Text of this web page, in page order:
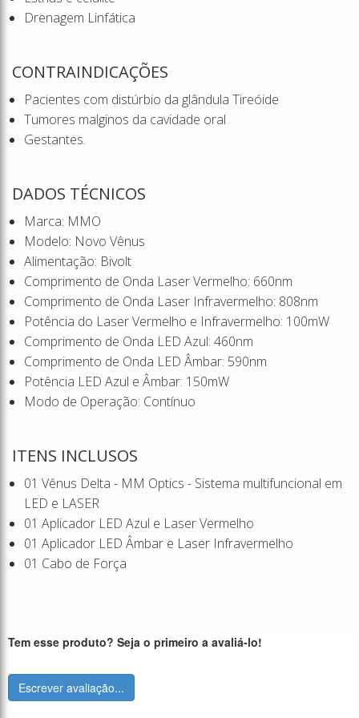
Drenagem Linfática
CONTRAINDICAÇÕES
Pacientes com distúrbio da glândula Tireóide
Tumores malginos da cavidade oral
Gestantes.
DADOS TÉCNICOS
Marca: MMO
Modelo: Novo Vênus
Alimentação: Bivolt
Comprimento de Onda Laser Vermelho: 660nm
Comprimento de Onda Laser Infravermelho: 808nm
Potência do Laser Vermelho e Infravermelho: 100mW
Comprimento de Onda LED Azul: 460nm
Comprimento de Onda LED Âmbar: 590nm
Potência LED Azul e Âmbar: 150mW
Modo de Operação: Contínuo
ITENS INCLUSOS
01 Vênus Delta - MM Optics - Sistema multifuncional em
LED e LASER
01 Aplicador LED Azul e Laser Vermelho
01 Aplicador LED Âmbar e Laser Infravermelho
01 Cabo de Força
Tem esse produto? Seja o primeiro a avaliá-lo!
Escrever avaliação...